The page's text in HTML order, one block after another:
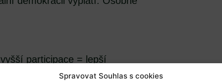
Spravovat Souhlas s cookies
participace = lepší
ve volbách nemusí být